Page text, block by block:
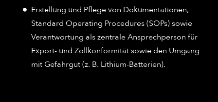
Erstellung und Pflege von Dokumentationen,
Standard Operating Procedures (SOPs) sowie
Verantwortung als zentrale Ansprechperson für
Export- und Zollkonformität sowie den Umgang
mit Gefahrgut (z. B. Lithium-Batterien).